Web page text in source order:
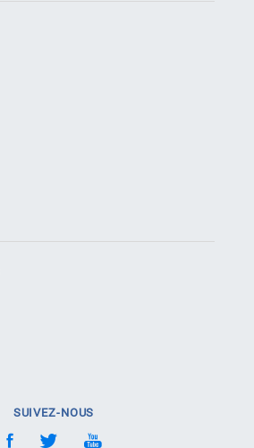
SUIVEZ-NOUS